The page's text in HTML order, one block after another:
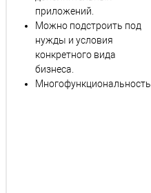
приложений.
Можно подстроить под
нужды и условия
конкретного вида
бизнеса.
Многофункциональность.